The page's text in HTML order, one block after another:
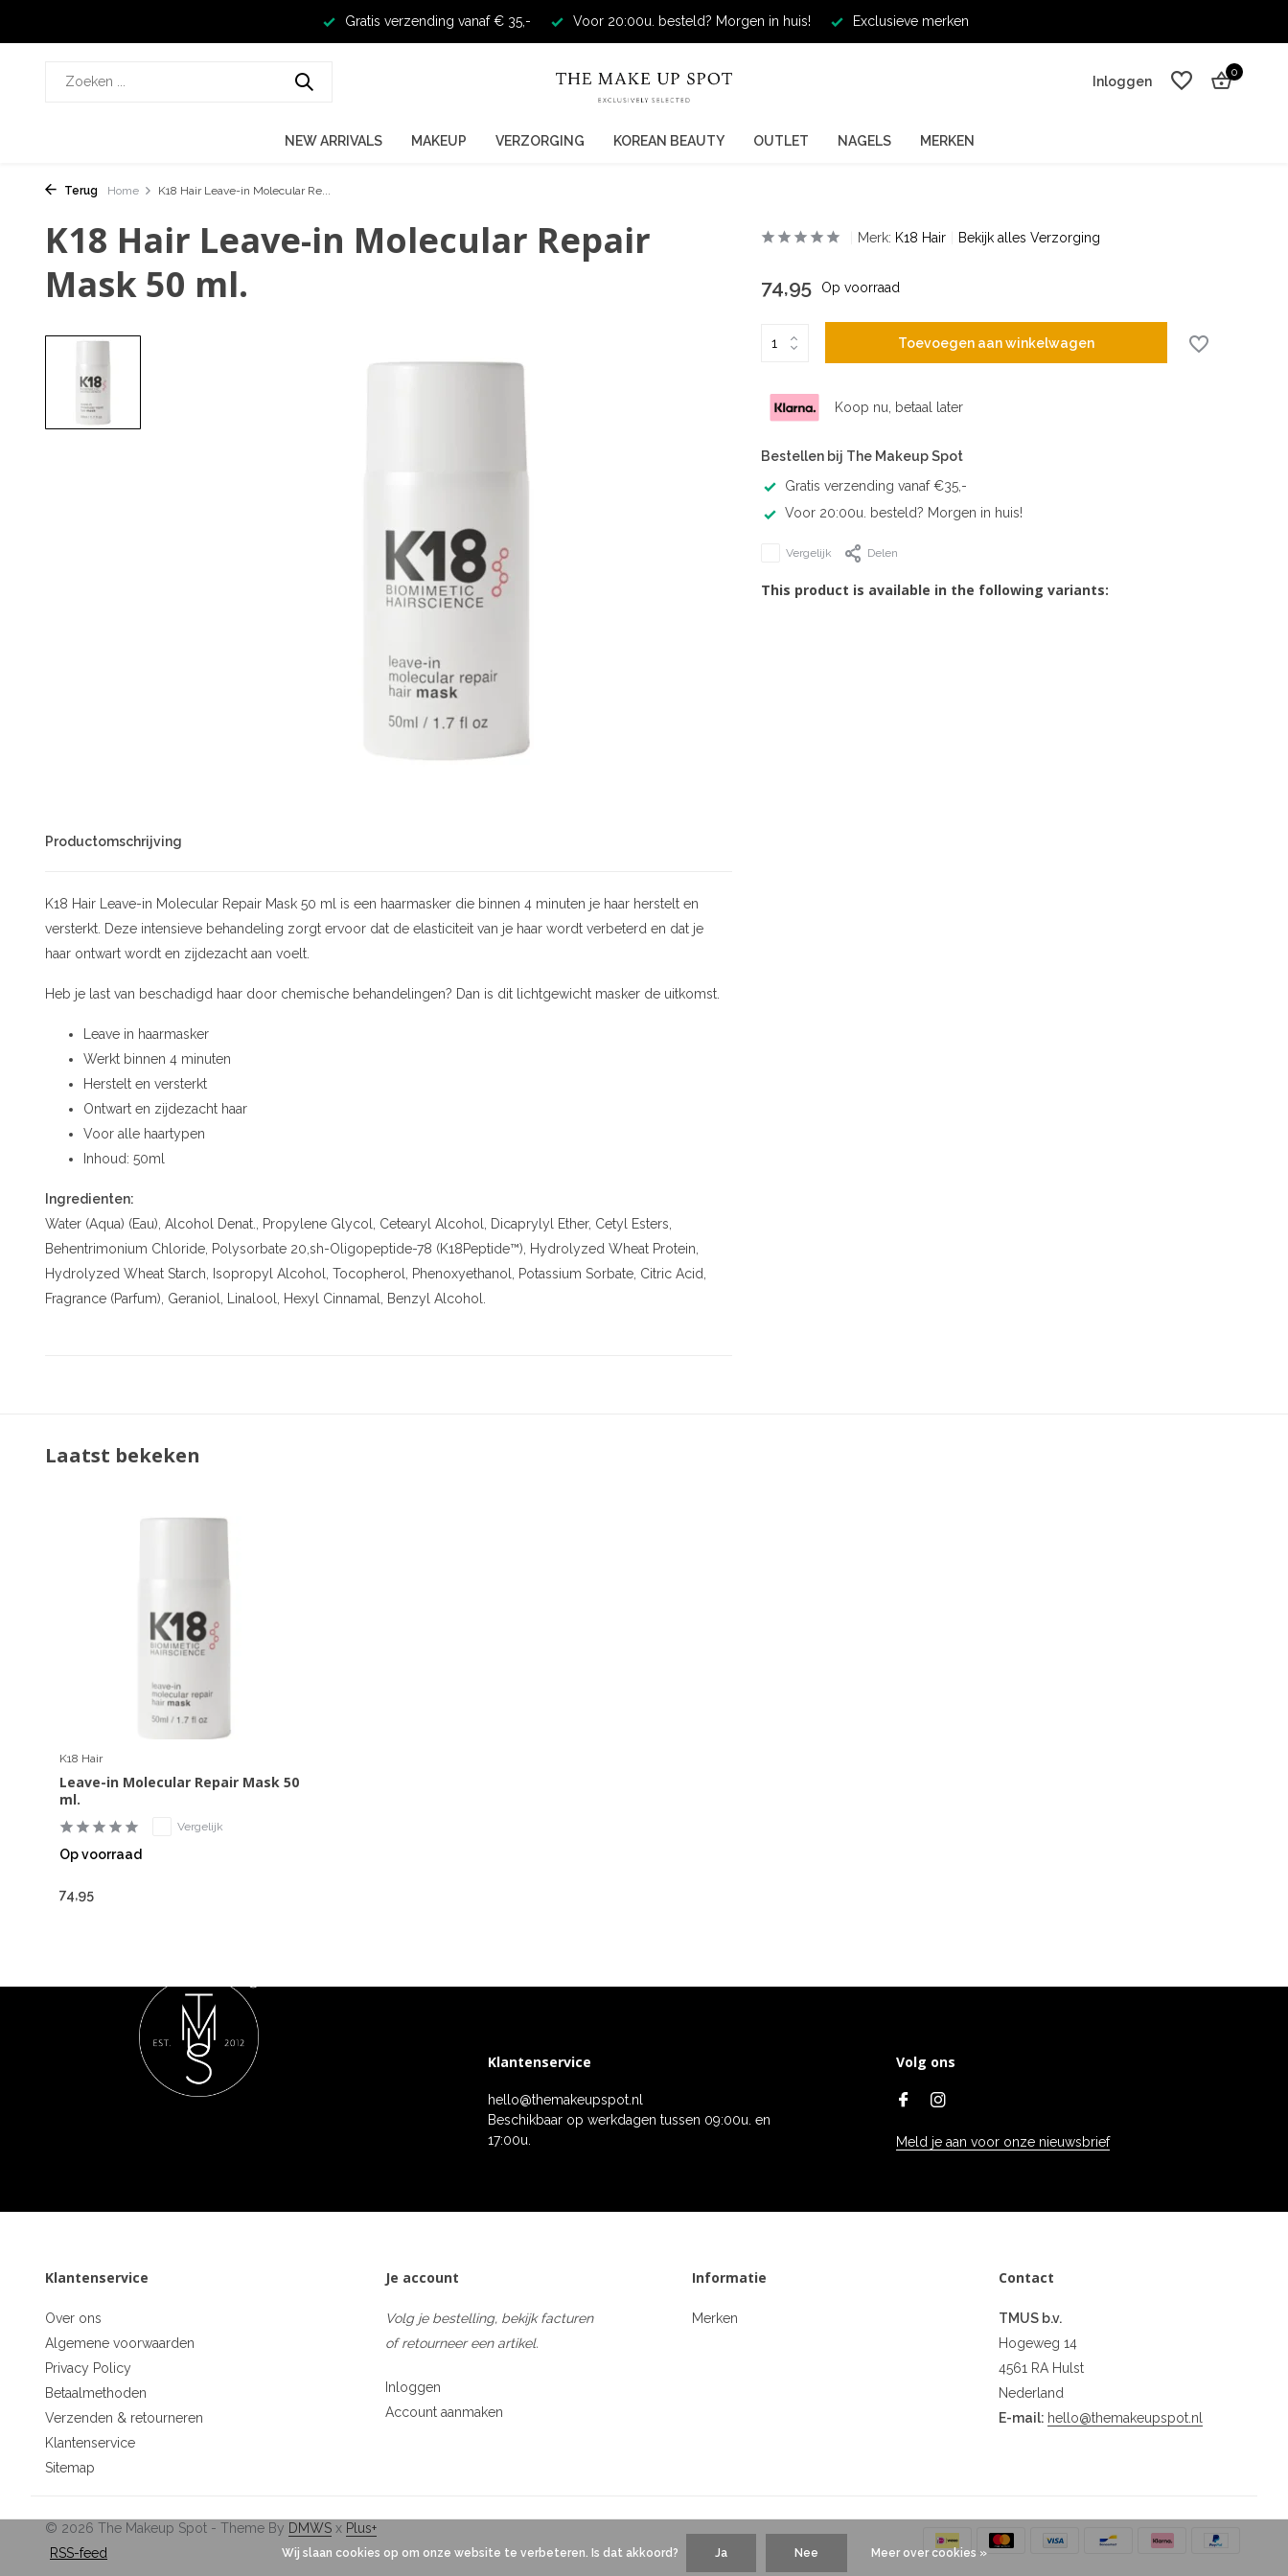
Gratis verzending vanaf € 35,- Voor 20:00u. besteld? Morgen in huis! Exclusieve merken
Inloggen
0
NEW ARRIVALS MAKEUP VERZORGING KOREAN BEAUTY OUTLET NAGELS MERKEN
Terug Home K18 Hair Leave-in Molecular Re...
K18 Hair Leave-in Molecular Repair
Mask 50 ml.
Productomschrijving
K18 Hair Leave-in Molecular Repair Mask 50 ml is een haarmasker die binnen 4 minuten je haar herstelt en
versterkt. Deze intensieve behandeling zorgt ervoor dat de elasticiteit van je haar wordt verbeterd en dat je
haar ontwart wordt en zijdezacht aan voelt.
Heb je last van beschadigd haar door chemische behandelingen? Dan is dit lichtgewicht masker de uitkomst.
Leave in haarmasker
Werkt binnen 4 minuten
Herstelt en versterkt
Ontwart en zijdezacht haar
Voor alle haartypen
Inhoud: 50ml
Ingredienten:
Water (Aqua) (Eau), Alcohol Denat., Propylene Glycol, Cetearyl Alcohol, Dicaprylyl Ether, Cetyl Esters,
Behentrimonium Chloride, Polysorbate 20,sh-Oligopeptide-78 (K18Peptide™), Hydrolyzed Wheat Protein,
Hydrolyzed Wheat Starch, Isopropyl Alcohol, Tocopherol, Phenoxyethanol, Potassium Sorbate, Citric Acid,
Fragrance (Parfum), Geraniol, Linalool, Hexyl Cinnamal, Benzyl Alcohol.
Merk: K18 Hair Bekijk alles Verzorging
74,95 Op voorraad
Toevoegen aan winkelwagen
Koop nu, betaal later
Bestellen bij The Makeup Spot
Gratis verzending vanaf €35,-
Voor 20:00u. besteld? Morgen in huis!
Vergelijk Delen
This product is available in the following variants:
Laatst bekeken
K18 Hair
Leave-in Molecular Repair Mask 50
ml.
Vergelijk
Op voorraad
74,95
Klantenservice
hello@themakeupspot.nl
Beschikbaar op werkdagen tussen 09:00u. en
17:00u.
Volg ons
Meld je aan voor onze nieuwsbrief
Klantenservice
Over ons
Algemene voorwaarden
Privacy Policy
Betaalmethoden
Verzenden & retourneren
Klantenservice
Sitemap
Je account
Volg je bestelling, bekijk facturen
of retourneer een artikel.
Inloggen
Account aanmaken
Informatie
Merken
Contact
TMUS b.v.
Hogeweg 14
4561 RA Hulst
Nederland
E-mail: hello@themakeupspot.nl
© 2026 The Makeup Spot - Theme By DMWS x Plus+
RSS-feed
Wij slaan cookies op om onze website te verbeteren. Is dat akkoord? Ja Nee Meer over cookies »